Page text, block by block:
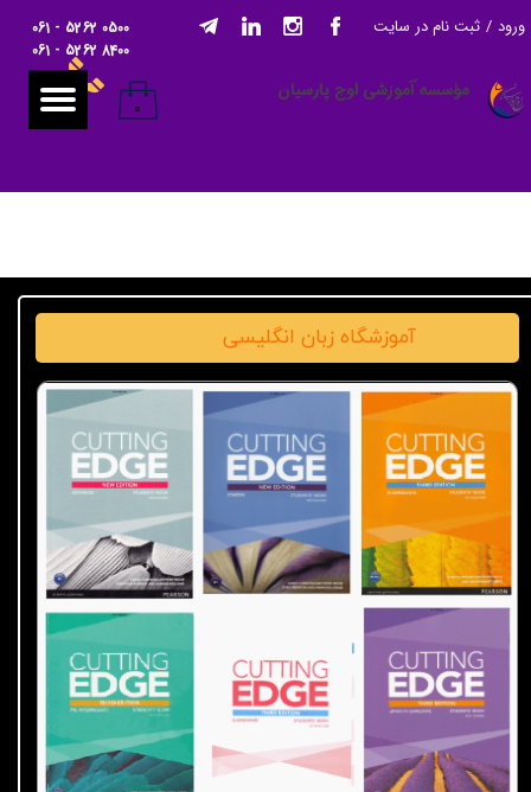
061 - 5262 0500
061 - 5262 8400
ورود / ثبت نام در سایت
تغییر گذر واژه
مؤسسه آموزشی اوج پارسیان
۰
آموزشگاه زبان انگلیسی